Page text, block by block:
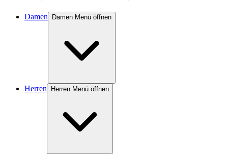
Damen Damen Menü öffnen
Herren Herren Menü öffnen